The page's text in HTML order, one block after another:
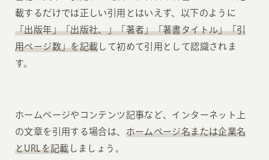
載するだけでは正しい引用とはいえず、以下のように
「出版年」「出版社、」「著者」「著書タイトル」「引
用ページ数」を記載 して初めて引用として認識されま
す。
ホームページやコンテンツ記事など、インターネット上
の文章を引用する場合は、 ホームページ名または企業名
とURLを記載しましょう。